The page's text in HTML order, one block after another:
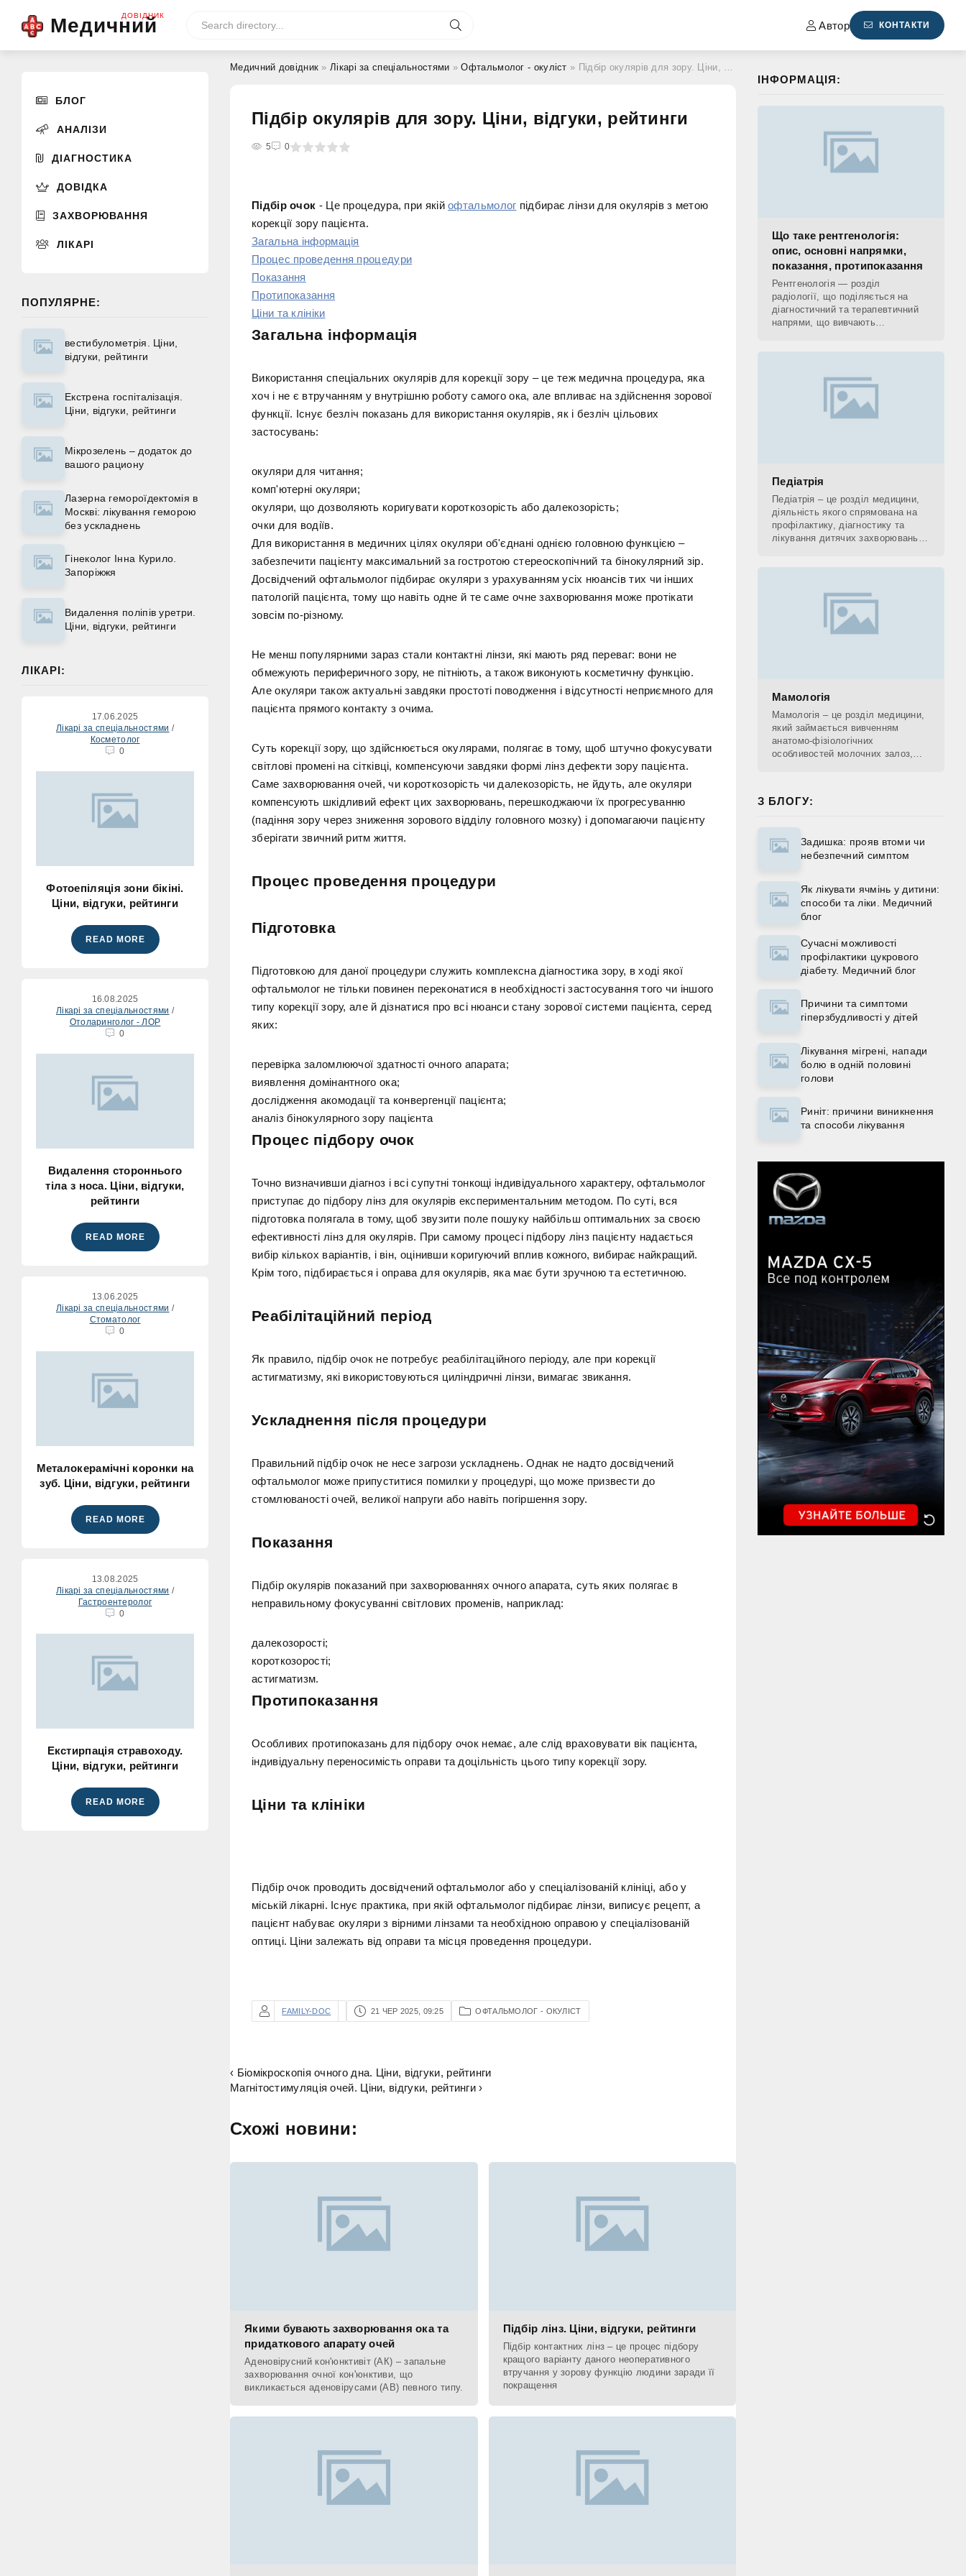
Медичний
ДОВІДНИК
Автор КОНТАКТИ
БЛОГ
АНАЛІЗИ
ДІАГНОСТИКА
ДОВІДКА
ЗАХВОРЮВАННЯ
ЛІКАРІ
ПОПУЛЯРНЕ:
вестибулометрія. Ціни,
відгуки, рейтинги
Екстрена госпіталізація.
Ціни, відгуки, рейтинги
Мікрозелень – додаток до
вашого рациону
Лазерна гемороїдектомія в
Москві: лікування геморою
без ускладнень
Гінеколог Інна Курило.
Запоріжжя
Видалення поліпів уретри.
Ціни, відгуки, рейтинги
ЛІКАРІ:
17.06.2025
Лікарі за спеціальностями /
Косметолог
0
Фотоепіляція зони бікіні.
Ціни, відгуки, рейтинги
READ MORE
16.08.2025
Лікарі за спеціальностями /
Отоларинголог - ЛОР
0
Видалення стороннього
тіла з носа. Ціни, відгуки,
рейтинги
READ MORE
13.06.2025
Лікарі за спеціальностями /
Стоматолог
0
Металокерамічні коронки на
зуб. Ціни, відгуки, рейтинги
READ MORE
13.08.2025
Лікарі за спеціальностями /
Гастроентеролог
0
Екстирпація стравоходу.
Ціни, відгуки, рейтинги
READ MORE
Медичний довідник »Лікарі за спеціальностями »Офтальмолог - окуліст » Підбір окулярів для зору. Ціни, відгуки, рейтинги
Підбір окулярів для зору. Ціни, відгуки, рейтинги
5 0
4 5
Підбір очок - Це процедура, при якійофтальмолог підбирає лінзи для окулярів з метою
корекції зору пацієнта.
Загальна інформація
Процес проведення процедури
Показання
Протипоказання
Ціни та клініки
Загальна інформація
Використання спеціальних окулярів для корекції зору – це теж медична процедура, яка
хоч і не є втручанням у внутрішню роботу самого ока, але впливає на здійснення зорової
функції. Існує безліч показань для використання окулярів, як і безліч цільових
застосувань:
окуляри для читання;
комп'ютерні окуляри;
окуляри, що дозволяють коригувати короткозорість або далекозорість;
очки для водіїв.
Для використання в медичних цілях окуляри об'єднані однією головною функцією –
забезпечити пацієнту максимальний за гостротою стереоскопічний та бінокулярний зір.
Досвідчений офтальмолог підбирає окуляри з урахуванням усіх нюансів тих чи інших
патологій пацієнта, тому що навіть одне й те саме очне захворювання може протікати
зовсім по-різному.
Не менш популярними зараз стали контактні лінзи, які мають ряд переваг: вони не
обмежують периферичного зору, не пітніють, а також виконують косметичну функцію.
Але окуляри також актуальні завдяки простоті поводження і відсутності неприємного для
пацієнта прямого контакту з очима.
Суть корекції зору, що здійснюється окулярами, полягає в тому, щоб штучно фокусувати
світлові промені на сітківці, компенсуючи завдяки формі лінз дефекти зору пацієнта.
Саме захворювання очей, чи короткозорість чи далекозорість, не йдуть, але окуляри
компенсують шкідливий ефект цих захворювань, перешкоджаючи їх прогресуванню
(падіння зору через зниження зорового відділу головного мозку) і допомагаючи пацієнту
зберігати звичний ритм життя.
Процес проведення процедури
Підготовка
Підготовкою для даної процедури служить комплексна діагностика зору, в ході якої
офтальмолог не тільки повинен переконатися в необхідності застосування того чи іншого
типу корекції зору, але й дізнатися про всі нюанси стану зорової системи пацієнта, серед
яких:
перевірка заломлюючої здатності очного апарата;
виявлення домінантного ока;
дослідження акомодації та конвергенції пацієнта;
аналіз бінокулярного зору пацієнта
Процес підбору очок
Точно визначивши діагноз і всі супутні тонкощі індивідуального характеру, офтальмолог
приступає до підбору лінз для окулярів експериментальним методом. По суті, вся
підготовка полягала в тому, щоб звузити поле пошуку найбільш оптимальних за своєю
ефективності лінз для окулярів. При самому процесі підбору лінз пацієнту надається
вибір кількох варіантів, і він, оцінивши коригуючий вплив кожного, вибирає найкращий.
Крім того, підбирається і оправа для окулярів, яка має бути зручною та естетичною.
Реабілітаційний період
Як правило, підбір очок не потребує реабілітаційного періоду, але при корекції
астигматизму, які використовуються циліндричні лінзи, вимагає звикання.
Ускладнення після процедури
Правильний підбір очок не несе загрози ускладнень. Однак не надто досвідчений
офтальмолог може припуститися помилки у процедурі, що може призвести до
стомлюваності очей, великої напруги або навіть погіршення зору.
Показання
Підбір окулярів показаний при захворюваннях очного апарата, суть яких полягає в
неправильному фокусуванні світлових променів, наприклад:
далекозорості;
короткозорості;
астигматизм.
Протипоказання
Особливих протипоказань для підбору очок немає, але слід враховувати вік пацієнта,
індивідуальну переносимість оправи та доцільність цього типу корекції зору.
Ціни та клініки
Підбір очок проводить досвідчений офтальмолог або у спеціалізованій клініці, або у
міській лікарні. Існує практика, при якій офтальмолог підбирає лінзи, виписує рецепт, а
пацієнт набуває окуляри з вірними лінзами та необхідною оправою у спеціалізованій
оптиці. Ціни залежать від оправи та місця проведення процедури.
FAMILY-DOC 21 ЧЕР 2025, 09:25 ОФТАЛЬМОЛОГ - ОКУЛІСТ
‹ Біомікроскопія очного дна. Ціни, відгуки, рейтинги
Магнітостимуляція очей. Ціни, відгуки, рейтинги ›
Схожі новини:
Якими бувають захворювання ока та
придаткового апарату очей
Аденовірусний кон'юнктивіт (АК) – запальне
захворювання очної кон'юнктиви, що
викликається аденовірусами (АВ) певного типу.
Підбір лінз. Ціни, відгуки, рейтинги
Підбір контактних лінз – це процес підбору
кращого варіанту даного неоперативного
втручання у зорову функцію людини заради її
покращення
ІНФОРМАЦІЯ:
Що таке рентгенологія:
опис, основні напрямки,
показання, протипоказання
Рентгенологія — розділ
радіології, що поділяється на
діагностичний та терапевтичний
напрями, що вивчають
Педіатрія
Педіатрія – це розділ медицини,
діяльність якого спрямована на
профілактику, діагностику та
лікування дитячих захворювань, а
Мамологія
Мамологія – це розділ медицини,
який займається вивченням
анатомо-фізіологічних
особливостей молочних залоз,
З БЛОГУ:
Задишка: прояв втоми чи
небезпечний симптом
Як лікувати ячмінь у дитини:
способи та ліки. Медичний
блог
Сучасні можливості
профілактики цукрового
діабету. Медичний блог
Причини та симптоми
гіперзбудливості у дітей
Лікування мігрені, напади
болю в одній половині
голови
Риніт: причини виникнення
та способи лікування